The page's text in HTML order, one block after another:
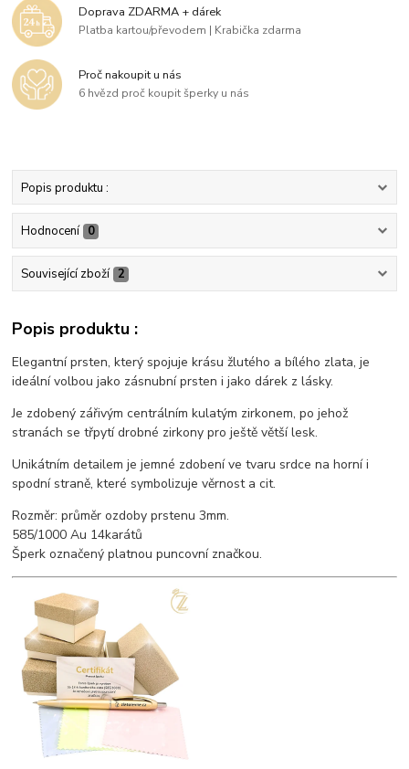
Doprava ZDARMA + dárek
Platba kartou/převodem | Krabička zdarma
Proč nakoupit u nás
6 hvězd proč koupit šperky u nás
Popis produktu :
Hodnocení 0
Související zboží 2
Popis produktu :
Elegantní prsten, který spojuje krásu žlutého a bílého zlata, je
ideální volbou jako zásnubní prsten i jako dárek z lásky.
Je zdobený zářivým centrálním kulatým zirkonem, po jehož
stranách se třpytí drobné zirkony pro ještě větší lesk.
Unikátním detailem je jemné zdobení ve tvaru srdce na horní i
spodní straně, které symbolizuje věrnost a cit.
Rozměr: průměr ozdoby prstenu 3mm.
585/1000 Au 14karátů
Šperk označený platnou puncovní značkou.